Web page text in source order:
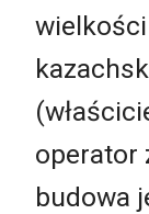
operator
budowa